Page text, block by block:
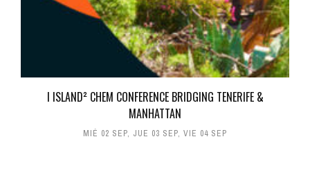
I ISLAND² CHEM CONFERENCE BRIDGING TENERIFE &
MANHATTAN
MIÉ 02 SEP, JUE 03 SEP, VIE 04 SEP